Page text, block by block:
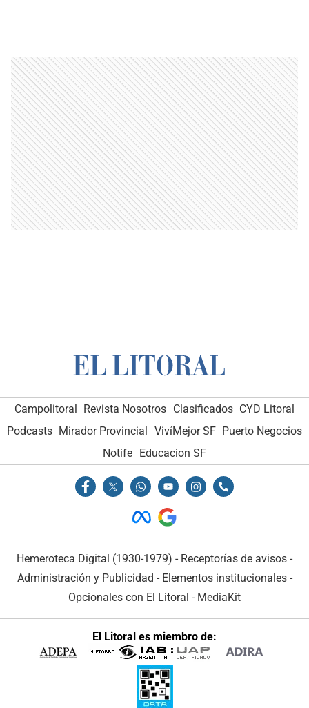
Campolitoral Revista Nosotros Clasificados CYD Litoral
Podcasts Mirador Provincial VivíMejor SF Puerto Negocios
Notife Educacion SF
Hemeroteca Digital (1930-1979) - Receptorías de avisos -
Administración y Publicidad - Elementos institucionales-
Opcionales con El Litoral - MediaKit
El Litoral es miembro de: